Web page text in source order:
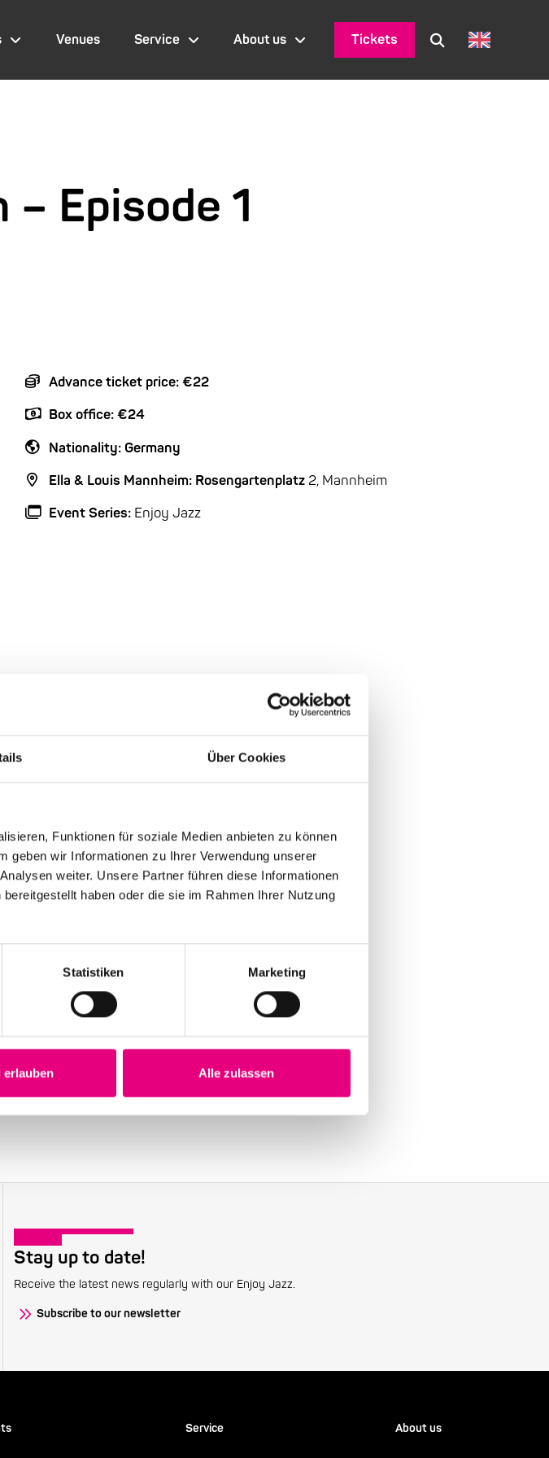
Über Cookies
Funktionen für soziale Medien anbieten zu können
geben wir Informationen zu Ihrer Verwendung unserer
weiter. Unsere Partner führen diese Informationen
haben oder die sie im Rahmen Ihrer Nutzung
Statistiken Marketing
erlauben Alle zulassen
Venues Service About us Tickets
Episode 1
Advance ticket price: €22
Box office: €24
Nationality: Germany
Ella & Louis Mannheim: Rosengartenplatz 2, Mannheim
Event Series: Enjoy Jazz
Stay up to date!
Receive the latest news regularly with our Enjoy Jazz.
Subscribe to our newsletter
Service About us